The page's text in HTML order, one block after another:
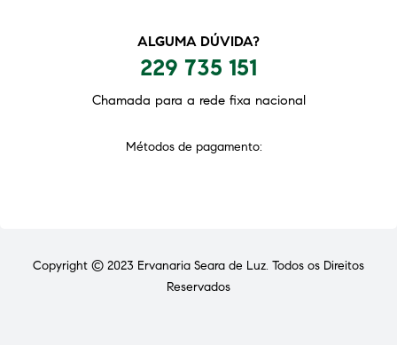
ALGUMA DÚVIDA?
229 735 151
Chamada para a rede fixa nacional
Métodos de pagamento:
Copyright © 2023 Ervanaria Seara de Luz. Todos os Direitos
Reservados